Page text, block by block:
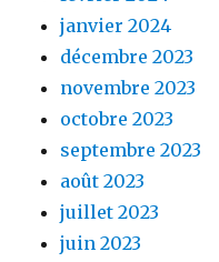
janvier 2024
décembre 2023
novembre 2023
octobre 2023
septembre 2023
août 2023
juillet 2023
juin 2023